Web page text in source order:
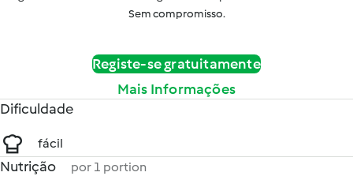
Sem compromisso.
Registe-se gratuitamente
Mais Informações
Dificuldade
fácil
Nutrição por 1 portion